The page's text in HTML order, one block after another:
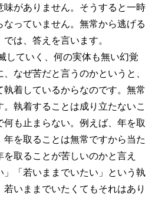
がありません。そうすると一時
っていません。無常から逃げる
は、答えを言います。
ていく、何の実体も無い幻覚
なぜ苦だと言うのかというと、
着しているからなのです。無常
執着することは成り立たないこ
も止まらない。例えば、年を取
を取ることは無常ですから当た
取ることが苦しいのかと言え
」「若いままでいたい」という執
いままでいたくてもそれはあり